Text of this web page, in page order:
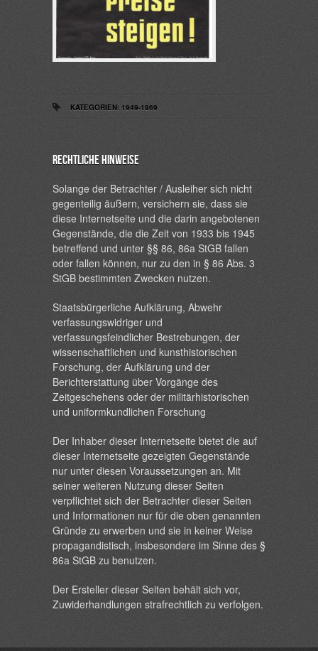
KATEGORIEN: 1949-1969
Rechtliche Hinweise
Solange der Betrachter / Ausleiher sich nicht
gegenteilig äußern, versichern sie, dass sie
diese Internetseite und die darin angebotenen
Gegenstände, die die Zeit von 1933 bis 1945
betreffend und unter §§ 86, 86a StGB fallen
oder fallen können, nur zu den in § 86 Abs. 3
StGB bestimmten Zwecken nutzen.
Staatsbürgerliche Aufklärung, Abwehr
verfassungswidriger und
verfassungsfeindlicher Bestrebungen, der
wissenschaftlichen und kunsthistorischen
Forschung, der Aufklärung und der
Berichterstattung über Vorgänge des
Zeitgeschehens oder der militärhistorischen
und uniformkundlichen Forschung
Der Inhaber dieser Internetseite bietet die auf
dieser Internetseite gezeigten Gegenstände
nur unter diesen Voraussetzungen an. Mit
seiner weiteren Nutzung dieser Seiten
verpflichtet sich der Betrachter dieser Seiten
und Informationen nur für die oben genannten
Gründe zu erwerben und sie in keiner Weise
propagandistisch, insbesondere im Sinne des §
86a StGB zu benutzen.
Der Ersteller dieser Seiten behält sich vor,
Zuwiderhandlungen strafrechtlich zu verfolgen.